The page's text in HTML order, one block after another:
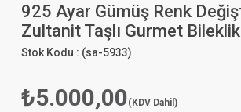
925 Ayar Gümüş Renk
Zultanit Taşlı Gurmet Bileklik
Stok Kodu : (sa-5933)
₺5.000,00(KDV Dahil)